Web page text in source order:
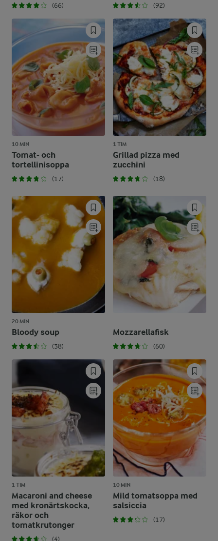
(66) (92)
10 MIN
Tomat- och
tortellinisoppa
(17)
1 TIM
Grillad pizza med
zucchini
(18)
20 MIN
Bloody soup
(38)
Mozzarellafisk
(60)
1 TIM
Macaroni and cheese
med kronärtskocka,
räkor och
tomatkrutonger
(4)
10 MIN
Mild tomatsoppa med
salsiccia
(17)